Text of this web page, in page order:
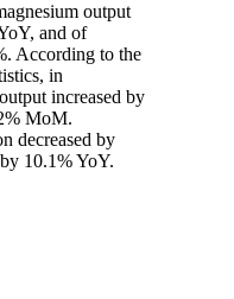
output
and of
According to the
in
increased by
MoM.
decreased by
10.1% YoY.